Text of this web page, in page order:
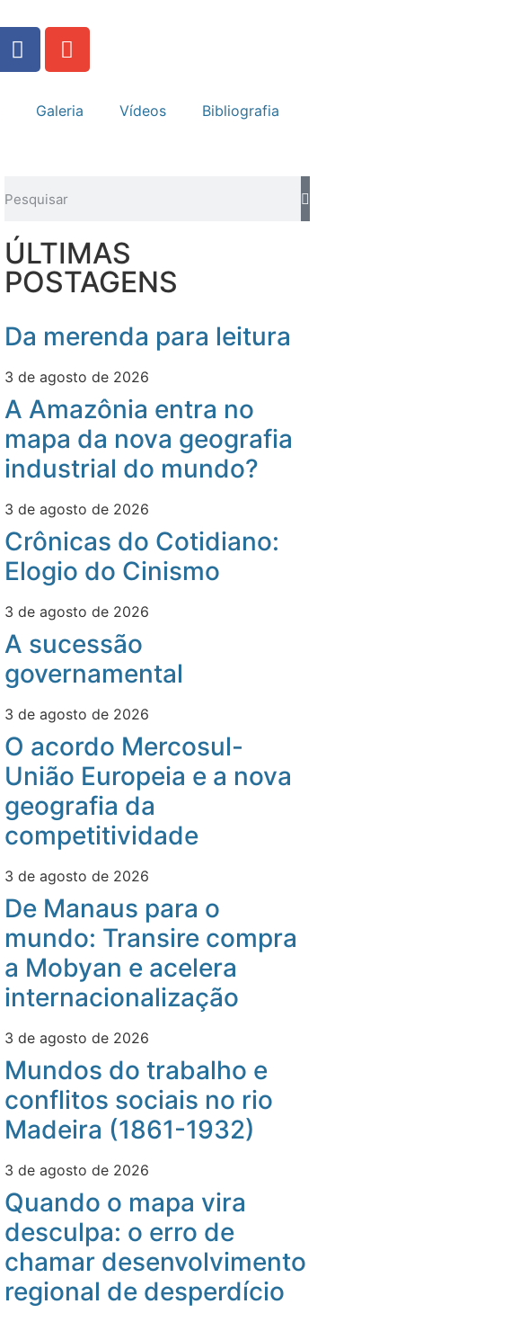
Galeria Vídeos Bibliografia
ÚLTIMAS
POSTAGENS
Da merenda para leitura
3 de agosto de 2026
A Amazônia entra no
mapa da nova geografia
industrial do mundo?
3 de agosto de 2026
Crônicas do Cotidiano:
Elogio do Cinismo
3 de agosto de 2026
A sucessão
governamental
3 de agosto de 2026
O acordo Mercosul-
União Europeia e a nova
geografia da
competitividade
3 de agosto de 2026
De Manaus para o
mundo: Transire compra
a Mobyan e acelera
internacionalização
3 de agosto de 2026
Mundos do trabalho e
conflitos sociais no rio
Madeira (1861-1932)
3 de agosto de 2026
Quando o mapa vira
desculpa: o erro de
chamar desenvolvimento
regional de desperdício